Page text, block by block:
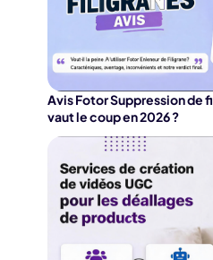
Avis Fotor Suppression de
vaut le coup en 2026 ?